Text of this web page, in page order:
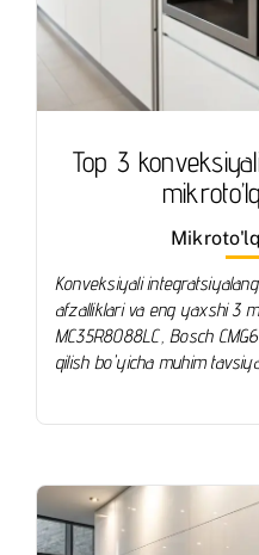
Top 3
Konveksiyali
afzalliklari va eng yaxshi 3
MC35R8088LC, Bosch
qilish bo'yicha muhim